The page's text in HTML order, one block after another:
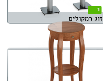
1
זוג רמקולים